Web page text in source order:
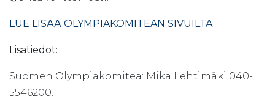
LUE LISÄÄ OLYMPIAKOMITEAN SIVUILTA
Lisätiedot:
Suomen Olympiakomitea: Mika Lehtimäki 040-
5546200.